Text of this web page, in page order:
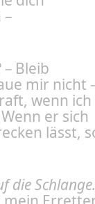
–
Bleib
mir nicht
wenn ich
Wenn er sich
lässt,
die